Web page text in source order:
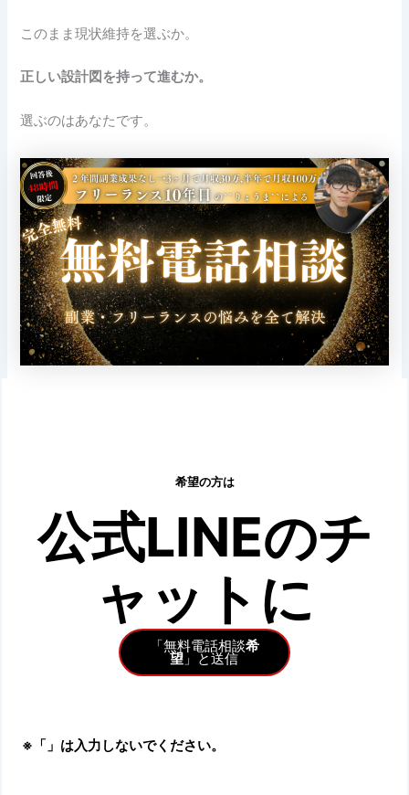
このまま現状維持を選ぶか。
正しい設計図を持って進むか。
選ぶのはあなたです。
希望の方は
公式LINEのチ
ャットに
「無料電話相談希
望 」と送信
※「」は入力しないでください。